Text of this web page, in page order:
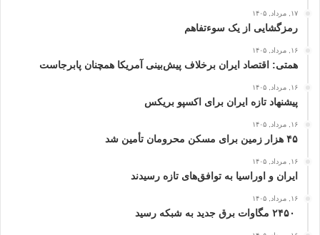
۱۷, مرداد, ۱۴۰۵
رمزگشایی از یک سوءتفاهم
۱۶, مرداد, ۱۴۰۵
همتی: اقتصاد ایران برخلاف پیش‌بینی آمریکا همچنان پابرجاست
۱۶, مرداد, ۱۴۰۵
پیشنهاد تازه ایران برای اکسپو بریکس
۱۶, مرداد, ۱۴۰۵
۴۵ هزار زمین برای مسکن محرومان تأمین شد
۱۶, مرداد, ۱۴۰۵
ایران و اوراسیا به توافق‌های تازه رسیدند
۱۶, مرداد, ۱۴۰۵